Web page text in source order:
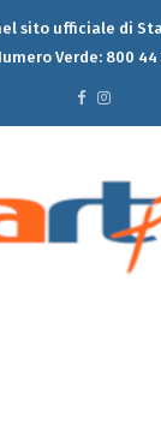
sito ufficiale di
Verde: 800 44